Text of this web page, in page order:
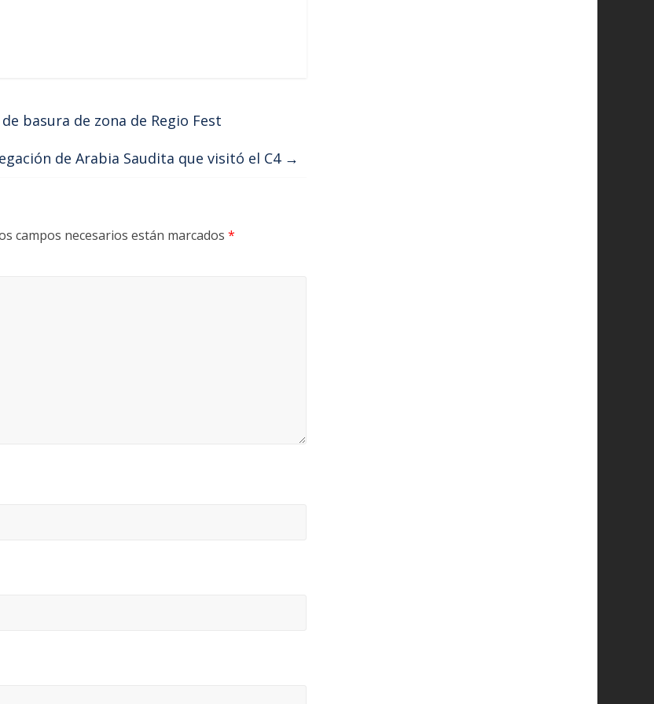
basura de zona de Regio Fest
de Arabia Saudita que visitó el C4 →
campos necesarios están marcados *